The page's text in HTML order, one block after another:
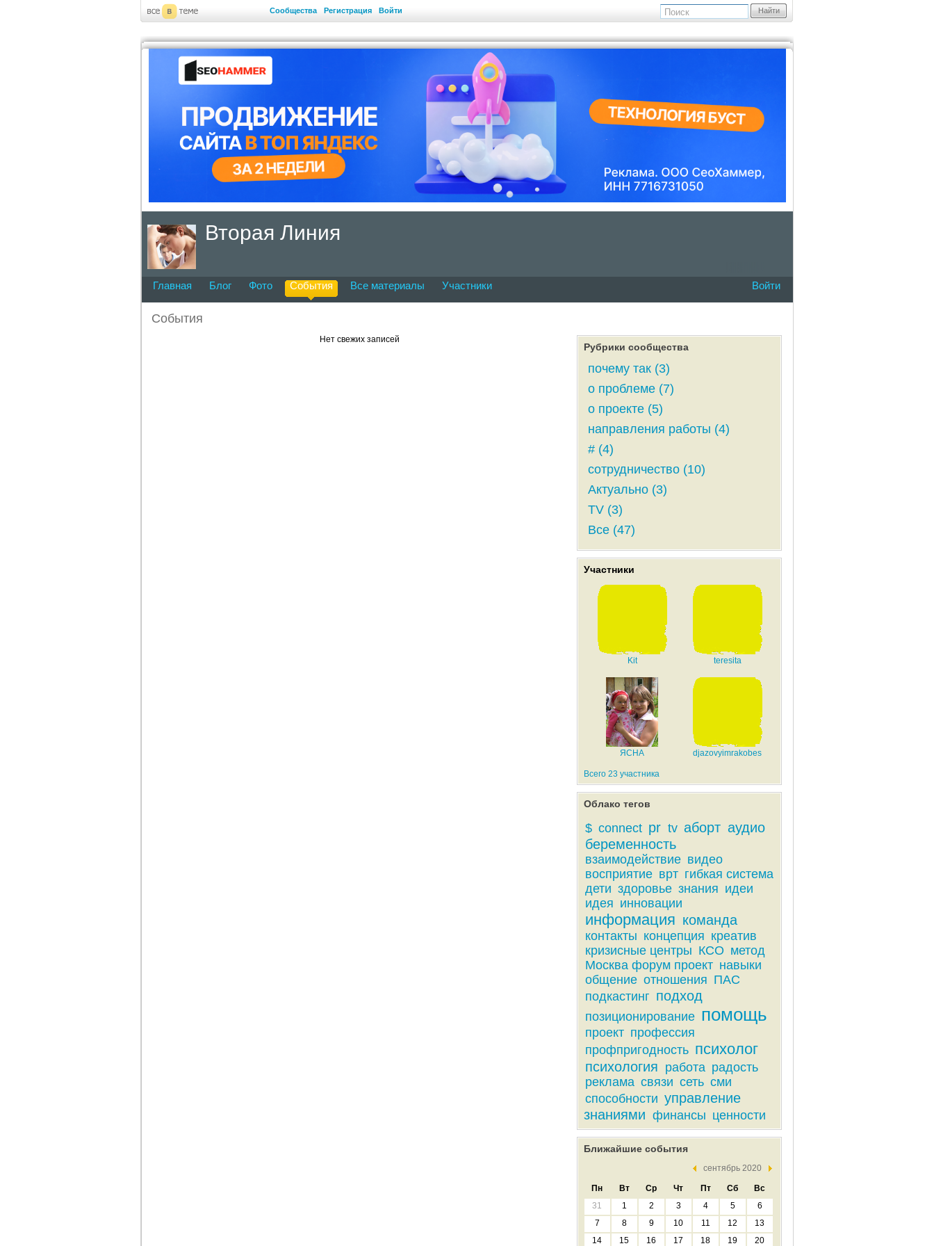
Сообщества Регистрация Войти Найти
Вторая Линия
Главная Блог Фото События Все материалы Участники Войти
События
Нет свежих записей
Рубрики сообщества
почему так (3)
о проблеме (7)
о проекте (5)
направления работы (4)
# (4)
сотрудничество (10)
Актуально (3)
TV (3)
Все (47)
Участники
Kit teresita
ЯСНА djazovyimrakobes
Всего 23 участника
Облако тегов
$ connect pr tv аборт аудио
беременность
взаимодействие видео
восприятие врт гибкая система
дети здоровье знания идеи
идея инновации
информация команда
контакты концепция креатив
кризисные центры КСО метод
Москва форум проект навыки
общение отношения ПАС
подкастинг подход
позиционирование помощь
проект профессия
профпригодность психолог
психология работа радость
реклама связи сеть сми
способности управление
знаниями финансы ценности
Ближайшие события
сентябрь 2020
Пн Вт Ср Чт Пт Сб
Вс
31
1 2 3 4 5
6
7
8 9 10 11 12
13
14
15 16 17 18 19 20